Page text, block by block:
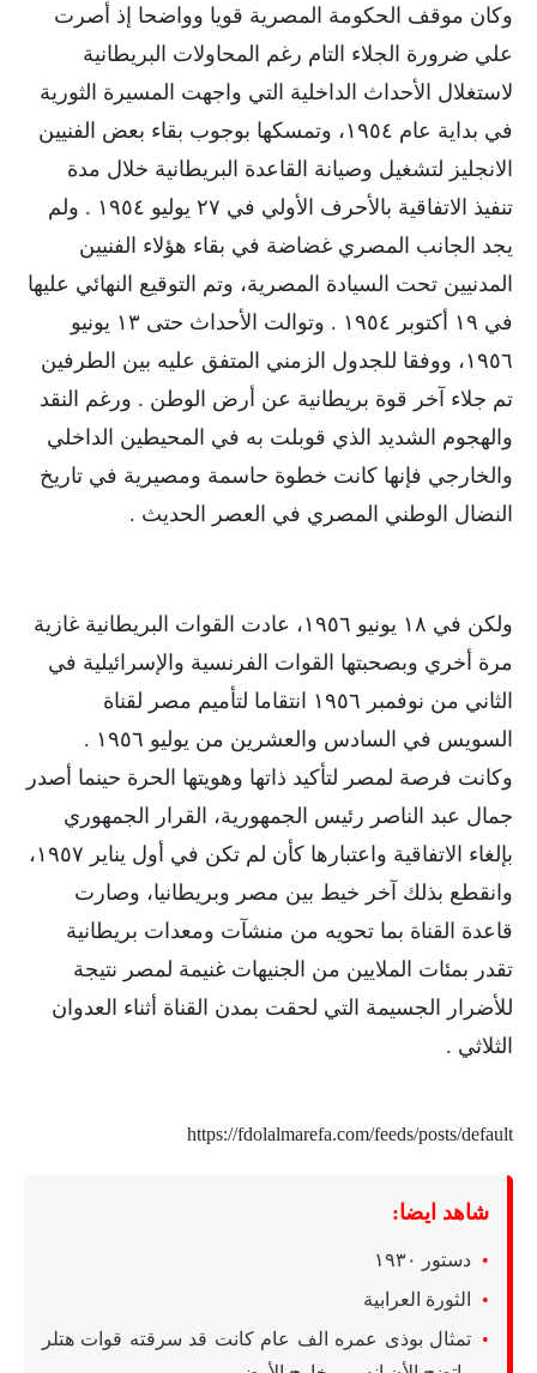
وكان موقف الحكومة المصرية قويا وواضحا إذ أصرت
علي ضرورة الجلاء التام رغم المحاولات البريطانية
لاستغلال الأحداث الداخلية التي واجهت المسيرة الثورية
في بداية عام ١٩٥٤، وتمسكها بوجوب بقاء بعض الفنيين
الانجليز لتشغيل وصيانة القاعدة البريطانية خلال مدة
تنفيذ الاتفاقية بالأحرف الأولي في ٢٧ يوليو ١٩٥٤ . ولم
يجد الجانب المصري غضاضة في بقاء هؤلاء الفنيين
المدنيين تحت السيادة المصرية، وتم التوقيع النهائي عليها
في ١٩ أكتوبر ١٩٥٤ . وتوالت الأحداث حتى ١٣ يونيو
١٩٥٦، ووفقا للجدول الزمني المتفق عليه بين الطرفين
تم جلاء آخر قوة بريطانية عن أرض الوطن . ورغم النقد
والهجوم الشديد الذي قوبلت به في المحيطين الداخلي
والخارجي فإنها كانت خطوة حاسمة ومصيرية في تاريخ
النضال الوطني المصري في العصر الحديث .
ولكن في ١٨ يونيو ١٩٥٦، عادت القوات البريطانية غازية
مرة أخري وبصحبتها القوات الفرنسية والإسرائيلية في
الثاني من نوفمبر ١٩٥٦ انتقاما لتأميم مصر لقناة
السويس في السادس والعشرين من يوليو ١٩٥٦ .
وكانت فرصة لمصر لتأكيد ذاتها وهويتها الحرة حينما أصدر
جمال عبد الناصر رئيس الجمهورية، القرار الجمهوري
بإلغاء الاتفاقية واعتبارها كأن لم تكن في أول يناير ١٩٥٧،
وانقطع بذلك آخر خيط بين مصر وبريطانيا، وصارت
قاعدة القناة بما تحويه من منشآت ومعدات بريطانية
تقدر بمئات الملايين من الجنيهات غنيمة لمصر نتيجة
للأضرار الجسيمة التي لحقت بمدن القناة أثناء العدوان
الثلاثي .
https://fdolalmarefa.com/feeds/posts/default
شاهد ايضا:
دستور ١٩٣٠
الثورة العرابية
تمثال بوذى عمره الف عام كانت قد سرقته قوات هتلر